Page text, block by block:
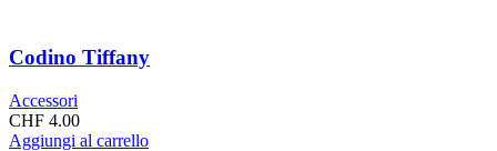
Codino Tiffany
Accessori
CHF 4.00
Aggiungi al carrello